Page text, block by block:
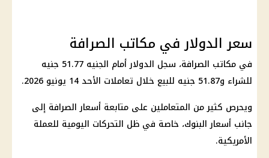
سعر الدولار في مكاتب الصرافة
في مكاتب الصرافة، سجل الدولار أمام الجنيه
51.77 جنيه
للشراء و51.87 جنيه للبيع خلال تعاملات الأحد 14 يونيو 2026.
ويحرص كثير من المتعاملين على متابعة أسعار الصرافة إلى
جانب أسعارالبنوك، خاصة في ظل التحركات اليومية للعملة
الأمريكية.